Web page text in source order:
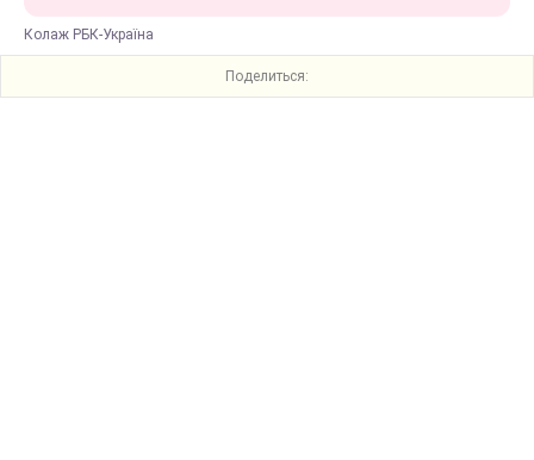
Колаж РБК-Україна
Поделиться: